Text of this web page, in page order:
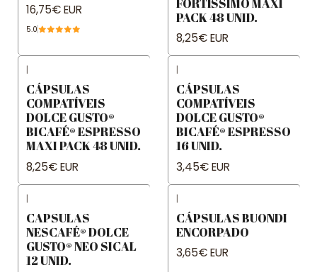
16,75€ EUR
5.0
PACK 48 UNID.
8,25€ EUR
|
CÁPSULAS
COMPATÍVEIS
DOLCE GUSTO®
BICAFÉ® ESPRESSO
MAXI PACK 48 UNID.
8,25€ EUR
|
CÁPSULAS
COMPATÍVEIS
DOLCE GUSTO®
BICAFÉ® ESPRESSO
16 UNID.
3,45€ EUR
|
CAPSULAS
NESCAFÉ® DOLCE
GUSTO® NEO SICAL
12 UNID.
|
CÁPSULAS BUONDI
ENCORPADO
3,65€ EUR